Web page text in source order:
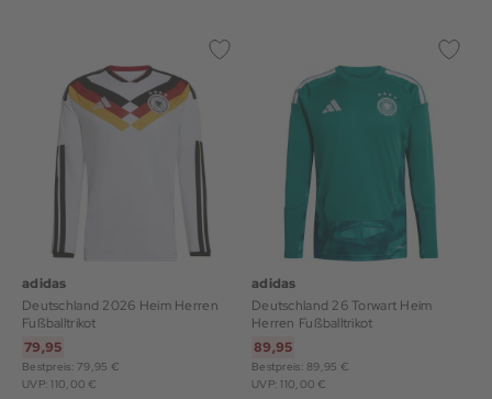
adidas
Deutschland 2026 Heim Herren
Fußballtrikot
79,95
Bestpreis: 79,95 €
UVP: 110,00 €
adidas
Deutschland 26 Torwart Heim
Herren Fußballtrikot
89,95
Bestpreis: 89,95 €
UVP: 110,00 €